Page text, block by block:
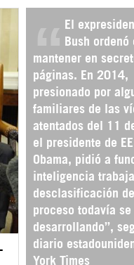
El
Bush ordenó
mantener en
páginas. En 2014,
presionado por
familiares de las
atentados del 11
el presidente de
Obama, pidió a
inteligencia
desclasificación
proceso todavía se
desarrollando”,
diario
York Times